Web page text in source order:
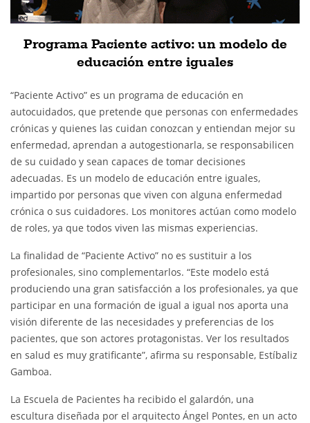
Programa Paciente activo: un modelo de
educación entre iguales
“Paciente Activo” es un programa de educación en
autocuidados, que pretende que personas con enfermedades
crónicas y quienes las cuidan conozcan y entiendan mejor su
enfermedad, aprendan a autogestionarla, se responsabilicen
de su cuidado y sean capaces de tomar decisiones
adecuadas. Es un modelo de educación entre iguales,
impartido por personas que viven con alguna enfermedad
crónica o sus cuidadores. Los monitores actúan como modelo
de roles, ya que todos viven las mismas experiencias.
La finalidad de “Paciente Activo” no es sustituir a los
profesionales, sino complementarlos. “Este modelo está
produciendo una gran satisfacción a los profesionales, ya que
participar en una formación de igual a igual nos aporta una
visión diferente de las necesidades y preferencias de los
pacientes, que son actores protagonistas. Ver los resultados
en salud es muy gratificante”, afirma su responsable, Estíbaliz
Gamboa.
La Escuela de Pacientes ha recibido el galardón, una
escultura diseñada por el arquitecto Ángel Pontes, en un acto